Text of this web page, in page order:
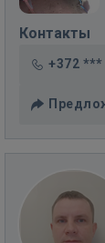
Контакты
+372